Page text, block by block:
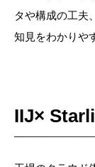
タや構成の工夫
知見をわかりや
IIJ×